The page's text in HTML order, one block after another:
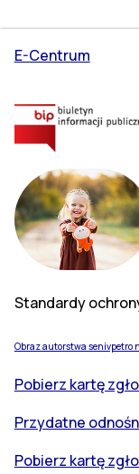
E-Centrum
Standardy
Obraz autorstwa senivpetro
Pobierz kartę
Przydatne
Pobierz kartę